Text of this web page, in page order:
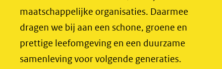
naar
een
andere
website)
naar
een
andere
website)
maatschappelijke organisaties. Daarmee
dragen we bij aan een schone, groene en
prettige leefomgeving en een duurzame
samenleving voor volgende generaties.